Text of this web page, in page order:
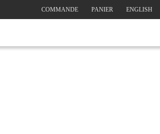
COMMANDE PANIER ENGLISH